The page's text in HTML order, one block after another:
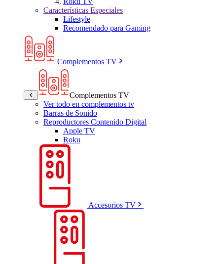
Características Especiales
Lifestyle
Recomendado para Gaming
Complementos TV
Complementos TV
Ver todo en complementos tv
Barras de Sonido
Reproductores Contenido Digital
Apple TV
Roku
Accesorios TV